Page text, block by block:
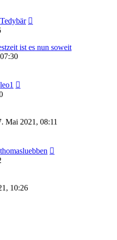
Tedybär
ist es nun soweit
leo1
Mai 2021, 08:11
thomasluebben
10:26